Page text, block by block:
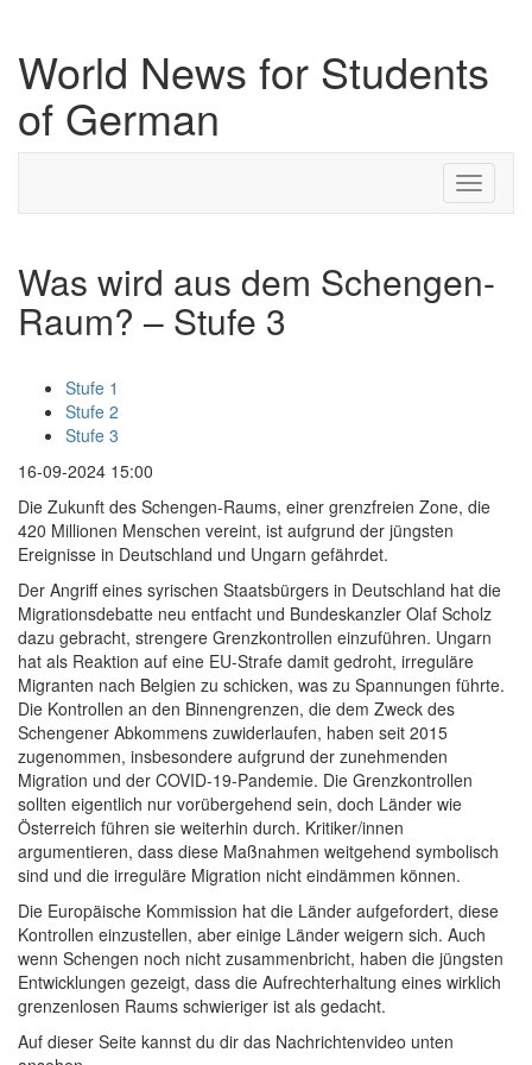
World News for Students
of German
Toggle
Was wird aus dem Schengen-
Raum? – Stufe 3
Stufe 1
Stufe 2
Stufe 3
16-09-2024 15:00
Die Zukunft des Schengen-Raums, einer grenzfreien Zone, die
420 Millionen Menschen vereint, ist aufgrund der jüngsten
Ereignisse in Deutschland und Ungarn gefährdet.
Der Angriff eines syrischen Staatsbürgers in Deutschland hat die
Migrationsdebatte neu entfacht und Bundeskanzler Olaf Scholz
dazu gebracht, strengere Grenzkontrollen einzuführen. Ungarn
hat als Reaktion auf eine EU-Strafe damit gedroht, irreguläre
Migranten nach Belgien zu schicken, was zu Spannungen führte.
Die Kontrollen an den Binnengrenzen, die dem Zweck des
Schengener Abkommens zuwiderlaufen, haben seit 2015
zugenommen, insbesondere aufgrund der zunehmenden
Migration und der COVID-19-Pandemie. Die Grenzkontrollen
sollten eigentlich nur vorübergehend sein, doch Länder wie
Österreich führen sie weiterhin durch. Kritiker/innen
argumentieren, dass diese Maßnahmen weitgehend symbolisch
sind und die irreguläre Migration nicht eindämmen können.
Die Europäische Kommission hat die Länder aufgefordert, diese
Kontrollen einzustellen, aber einige Länder weigern sich. Auch
wenn Schengen noch nicht zusammenbricht, haben die jüngsten
Entwicklungen gezeigt, dass die Aufrechterhaltung eines wirklich
grenzenlosen Raums schwieriger ist als gedacht.
Auf dieser Seite kannst du dir das Nachrichtenvideo unten